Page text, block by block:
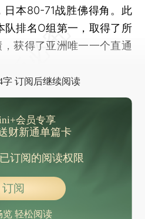
日本80-71战胜佛得角。此
排名O组第一，取得了所
获得了亚洲唯一一个直通
字 订阅后继续阅读
会员专享
财新通单篇卡
订阅的阅读权限
订阅
览 轻松阅读